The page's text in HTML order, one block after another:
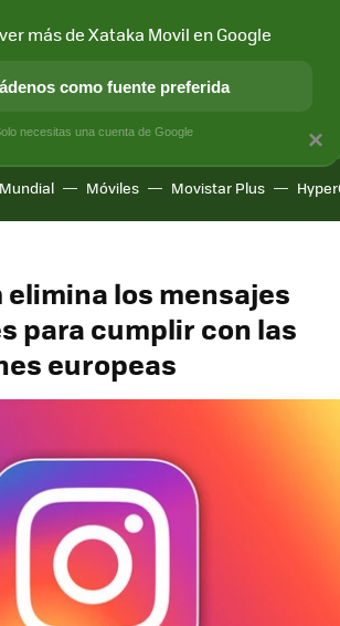
MÓVIL Y SOCIEDAD APLICACIONES
Mundial Móviles Movistar Plus
los mensajes
para cumplir con las
europeas
×
más de Xataka Movil en Google
como fuente preferida
necesitas una cuenta de Google